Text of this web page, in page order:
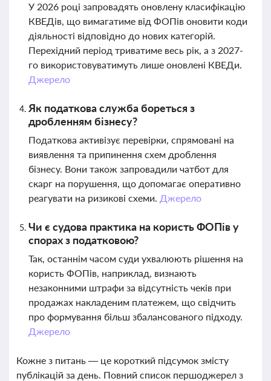
У 2026 році запровадять оновлену класифікацію
КВЕДів, що вимагатиме від ФОПів оновити коди
діяльності відповідно до нових категорій.
Перехідний період триватиме весь рік, а з 2027-
го використовуватимуть лише оновлені КВЕДи.
Джерело
Як податкова служба бореться з
дробленням бізнесу?
Податкова активізує перевірки, спрямовані на
виявлення та припинення схем дроблення
бізнесу. Вони також запровадили чатбот для
скарг на порушення, що допомагає оперативно
реагувати на ризикові схеми. Джерело
Чи є судова практика на користь ФОПів у
спорах з податковою?
Так, останнім часом суди ухвалюють рішення на
користь ФОПів, наприклад, визнають
незаконними штрафи за відсутність чеків при
продажах накладеним платежем, що свідчить
про формування більш збалансованого підходу.
Джерело
Кожне з питань — це короткий підсумок змісту
публікацій за день. Повний список першоджерел з